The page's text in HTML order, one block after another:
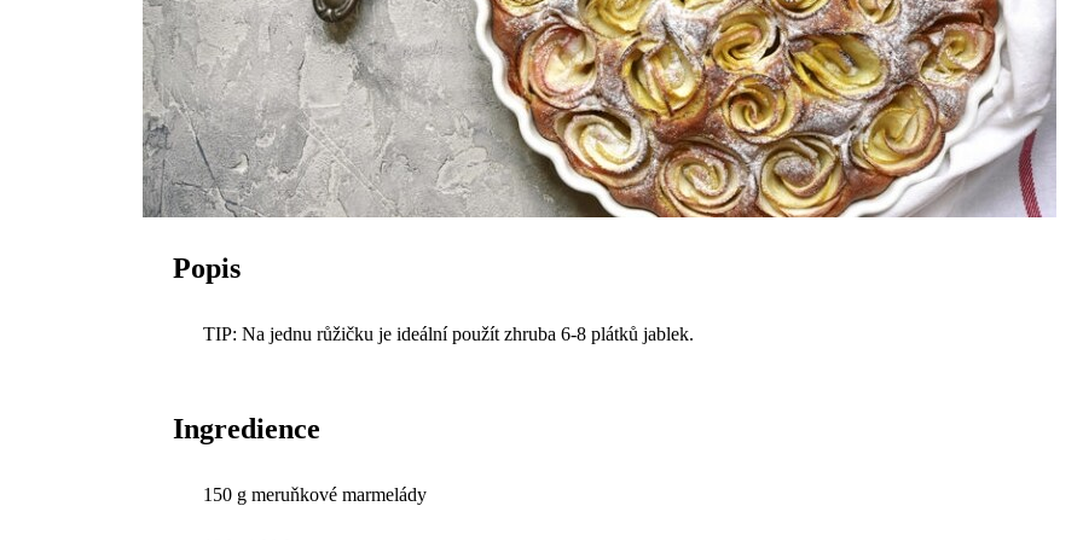
Popis
TIP: Na jednu růžičku je ideální použít zhruba 6-8 plátků jablek.
Ingredience
150 g meruňkové marmelády